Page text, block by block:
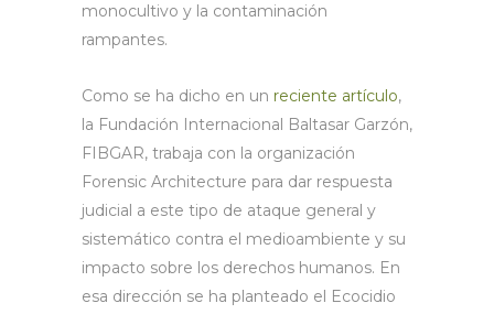
monocultivo y la contaminación
rampantes.
Como se ha dicho en un reciente artículo,
la Fundación Internacional Baltasar Garzón,
FIBGAR, trabaja con la organización
Forensic Architecture para dar respuesta
judicial a este tipo de ataque general y
sistemático contra el medioambiente y su
impacto sobre los derechos humanos. En
esa dirección se ha planteado el Ecocidio